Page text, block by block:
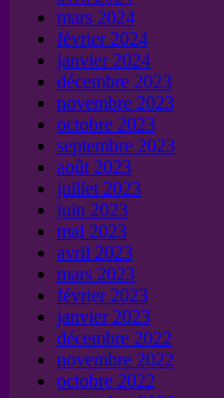
mars 2024
février 2024
janvier 2024
décembre 2023
novembre 2023
octobre 2023
septembre 2023
août 2023
juillet 2023
juin 2023
mai 2023
avril 2023
mars 2023
février 2023
janvier 2023
décembre 2022
novembre 2022
octobre 2022